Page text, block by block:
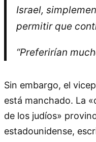
Israel,
permitir que
“Preferirían
Sin embargo, el
está manchado. La
de los judíos»
estadounidense,